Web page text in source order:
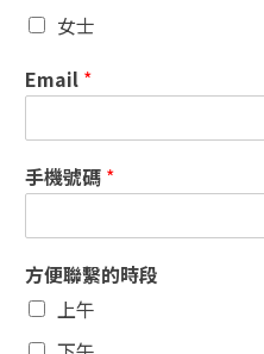
女士
Email *
手機號碼 *
方便聯繫的時段
上午